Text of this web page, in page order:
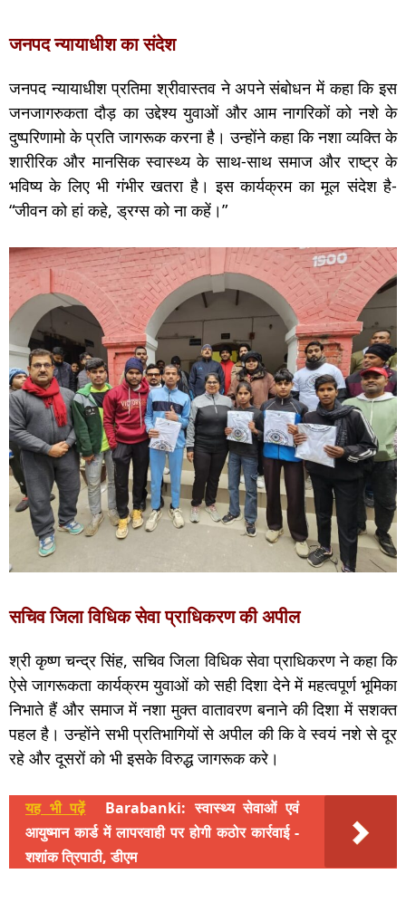
जनपद न्यायाधीश का संदेश
जनपद न्यायाधीश प्रतिमा श्रीवास्तव ने अपने संबोधन में कहा कि इस
जनजागरुकता दौड़ का उद्देश्य युवाओं और आम नागरिकों को नशे के
दुष्परिणामो के प्रति जागरूक करना है। उन्होंने कहा कि नशा व्यक्ति के
शारीरिक और मानसिक स्वास्थ्य के साथ-साथ समाज और राष्ट्र के
भविष्य के लिए भी गंभीर खतरा है। इस कार्यक्रम का मूल संदेश है-
“जीवन को हां कहे, ड्रग्स को ना कहें।”
सचिव जिला विधिक सेवा प्राधिकरण की अपील
श्री कृष्ण चन्द्र सिंह, सचिव जिला विधिक सेवा प्राधिकरण ने कहा कि
ऐसे जागरूकता कार्यक्रम युवाओं को सही दिशा देने में महत्वपूर्ण भूमिका
निभाते हैं और समाज में नशा मुक्त वातावरण बनाने की दिशा में सशक्त
पहल है। उन्होंने सभी प्रतिभागियों से अपील की कि वे स्वयं नशे से दूर
रहे और दूसरों को भी इसके विरुद्ध जागरूक करे।
यह भी पढ़ें
Barabanki: स्वास्थ्य सेवाओं एवं
आयुष्मान कार्ड में लापरवाही पर होगी कठोर कार्रवाई -
शशांक त्रिपाठी, डीएम